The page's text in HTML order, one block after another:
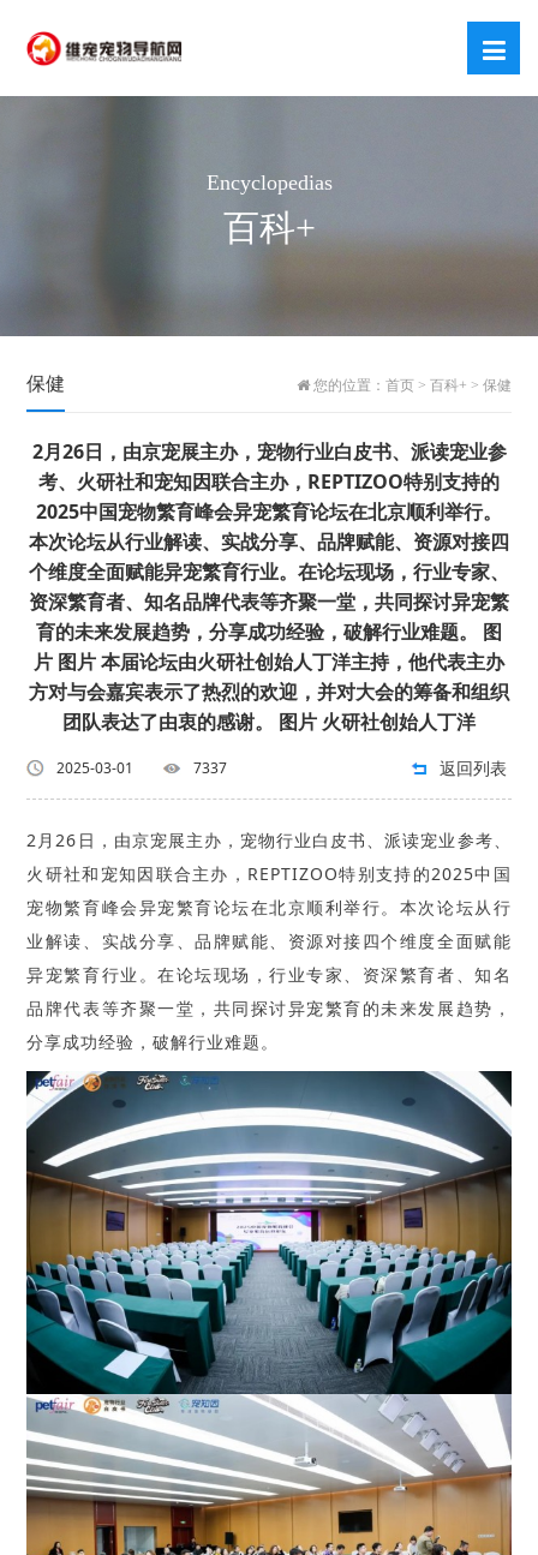
Encyclopedias
百科+
保健 您的位置： 首页> 百科+ > 保健
2月26日，由京宠展主办，宠物行业白皮书、派读宠业参
考、火研社和宠知因联合主办，REPTIZOO特别支持的
2025中国宠物繁育峰会异宠繁育论坛在北京顺利举行。
本次论坛从行业解读、实战分享、品牌赋能、资源对接四
个维度全面赋能异宠繁育行业。在论坛现场，行业专家、
资深繁育者、知名品牌代表等齐聚一堂，共同探讨异宠繁
育的未来发展趋势，分享成功经验，破解行业难题。 图
片 图片 本届论坛由火研社创始人丁洋主持，他代表主办
方对与会嘉宾表示了热烈的欢迎，并对大会的筹备和组织
团队表达了由衷的感谢。 图片 火研社创始人丁洋
2025-03-01 7337 返回列表
2月26日，由京宠展主办，宠物行业白皮书、派读宠业参考、
火研社和宠知因联合主办，REPTIZOO特别支持的2025中国
宠物繁育峰会异宠繁育论坛在北京顺利举行。本次论坛从行
业解读、实战分享、品牌赋能、资源对接四个维度全面赋能
异宠繁育行业。在论坛现场，行业专家、资深繁育者、知名
品牌代表等齐聚一堂，共同探讨异宠繁育的未来发展趋势，
分享成功经验，破解行业难题。